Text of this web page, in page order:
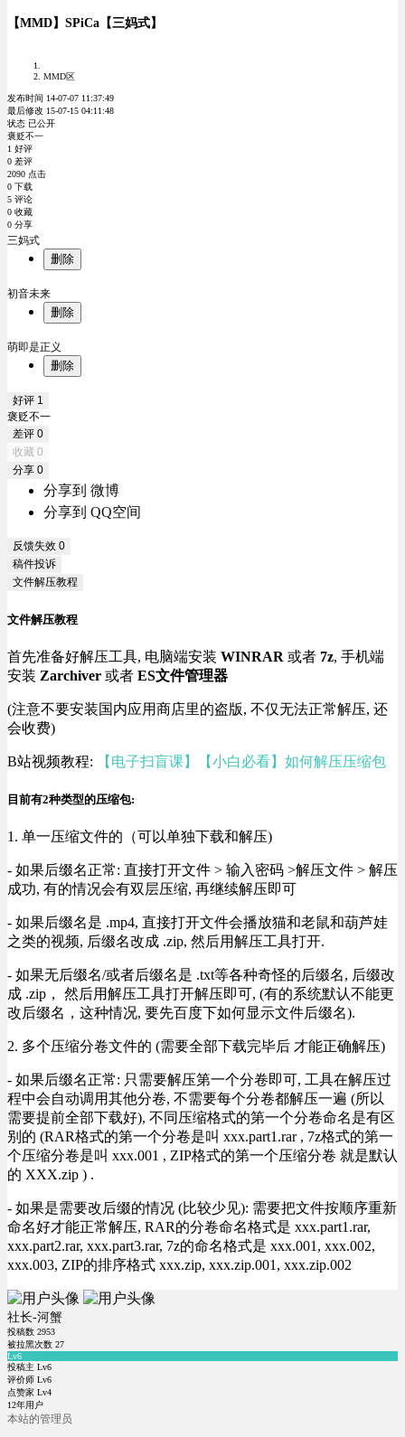
【MMD】SPiCa【三妈式】
MMD区
发布时间 14-07-07 11:37:49
最后修改 15-07-15 04:11:48
状态 已公开
褒贬不一
1 好评
0 差评
2090 点击
0 下载
5 评论
0 收藏
0 分享
三妈式
删除
初音未来
删除
萌即是正义
删除
好评 1
褒贬不一
差评 0
收藏 0
分享 0
分享到 微博
分享到 QQ空间
反馈失效 0
稿件投诉
文件解压教程
文件解压教程
首先准备好解压工具, 电脑端安装 WINRAR 或者 7z, 手机端
安装 Zarchiver 或者 ES文件管理器
(注意不要安装国内应用商店里的盗版, 不仅无法正常解压, 还
会收费)
B站视频教程: 【电子扫盲课】【小白必看】如何解压压缩包
目前有2种类型的压缩包:
1. 单一压缩文件的（可以单独下载和解压)
- 如果后缀名正常: 直接打开文件 > 输入密码 >解压文件 > 解压
成功, 有的情况会有双层压缩, 再继续解压即可
- 如果后缀名是 .mp4, 直接打开文件会播放猫和老鼠和葫芦娃
之类的视频, 后缀名改成 .zip, 然后用解压工具打开.
- 如果无后缀名/或者后缀名是 .txt等各种奇怪的后缀名, 后缀改
成 .zip， 然后用解压工具打开解压即可, (有的系统默认不能更
改后缀名，这种情况, 要先百度下如何显示文件后缀名).
2. 多个压缩分卷文件的 (需要全部下载完毕后 才能正确解压)
- 如果后缀名正常: 只需要解压第一个分卷即可, 工具在解压过
程中会自动调用其他分卷, 不需要每个分卷都解压一遍 (所以
需要提前全部下载好), 不同压缩格式的第一个分卷命名是有区
别的 (RAR格式的第一个分卷是叫 xxx.part1.rar , 7z格式的第一
个压缩分卷是叫 xxx.001 , ZIP格式的第一个压缩分卷 就是默认
的 XXX.zip ) .
- 如果是需要改后缀的情况 (比较少见): 需要把文件按顺序重新
命名好才能正常解压, RAR的分卷命名格式是 xxx.part1.rar,
xxx.part2.rar, xxx.part3.rar, 7z的命名格式是 xxx.001, xxx.002,
xxx.003, ZIP的排序格式 xxx.zip, xxx.zip.001, xxx.zip.002
社长-河蟹
投稿数 2953
被拉黑次数 27
Lv6
投稿主 Lv6
评价师 Lv6
点赞家 Lv4
12年用户
本站的管理员